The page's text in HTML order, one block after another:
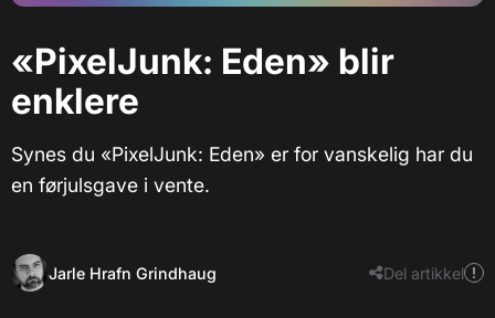
«PixelJunk: Eden» blir
enklere
Synes du «PixelJunk: Eden» er for vanskelig har du
en førjulsgave i vente.
Jarle Hrafn Grindhaug Del artikkel